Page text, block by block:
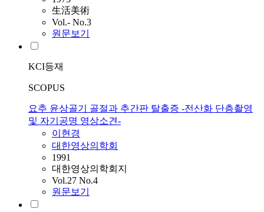
生活美術
Vol.- No.3
원문보기
KCI등재
SCOPUS
요추 윤상골기 골절과 추간판 탈출증 -전산화 단층촬영
및 자기공명 영상소견-
이현경
대한영상의학회
1991
대한영상의학회지
Vol.27 No.4
원문보기